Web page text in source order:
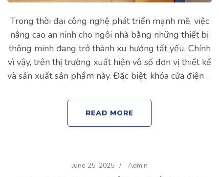
Trong thời đại công nghệ phát triển mạnh mẽ, việc
nâng cao an ninh cho ngôi nhà bằng những thiết bị
thông minh đang trở thành xu hướng tất yếu. Chính
vì vậy, trên thị trường xuất hiện vô số đơn vị thiết kế
và sản xuất sản phẩm này. Đặc biệt, khóa cửa điện …
READ MORE
June 25, 2025 / Admin